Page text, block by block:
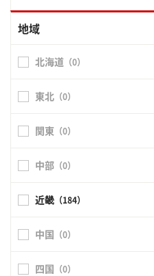
地域
北海道 （0）
東北 （0）
関東 （0）
中部 （0）
近畿 （184）
中国 （0）
四国 （0）